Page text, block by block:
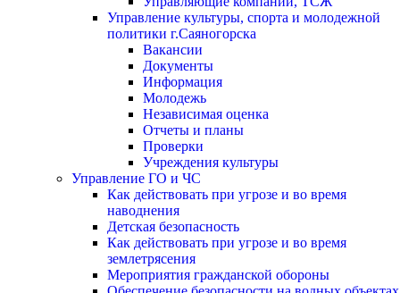
Управление культуры, спорта и молодежной
политики г.Саяногорска
Вакансии
Документы
Информация
Молодежь
Независимая оценка
Отчеты и планы
Проверки
Учреждения культуры
Управление ГО и ЧС
Как действовать при угрозе и во время
наводнения
Детская безопасность
Как действовать при угрозе и во время
землетрясения
Мероприятия гражданской обороны